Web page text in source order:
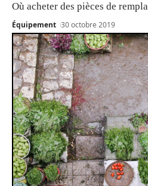
Où acheter des pièces de
Équipement 30 octobre 2019